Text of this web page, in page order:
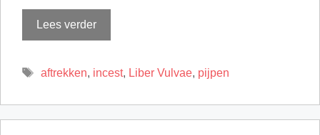
Lees verder
Tags
aftrekken, incest, Liber Vulvae, pijpen